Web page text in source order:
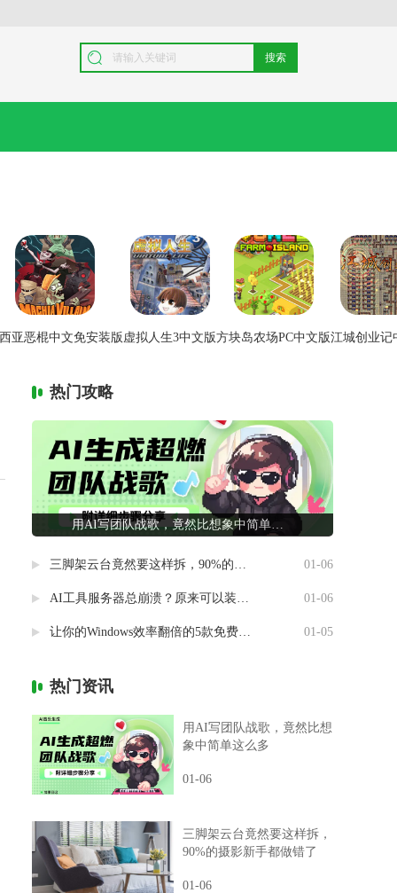
搜索
亚恶棍中文免安装版 虚拟人生3中文版方块岛农场PC中文版江城创业记
热门攻略
用AI写团队战歌，竟然比想象中简单这么多
三脚架云台竟然要这样拆，90%的摄影新手都做错了 01-06
AI工具服务器总崩溃？原来可以装进自己电脑里 01-06
让你的Windows效率翻倍的5款免费神器 01-05
热门资讯
用AI写团队战歌，竟然比想
象中简单这么多
01-06
三脚架云台竟然要这样拆，
90%的摄影新手都做错了
01-06